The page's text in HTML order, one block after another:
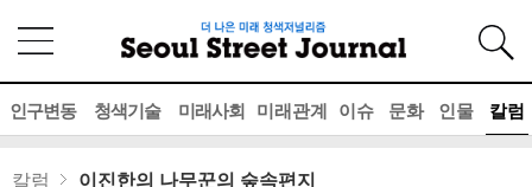
인구변동 청색기술 미래사회 미래관계 이슈 문화 인물 칼럼
칼럼 이진한의 나무꾼의 숲속편지